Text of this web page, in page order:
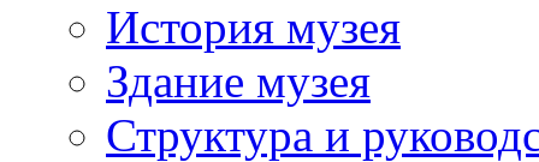
История музея
Здание музея
Структура и